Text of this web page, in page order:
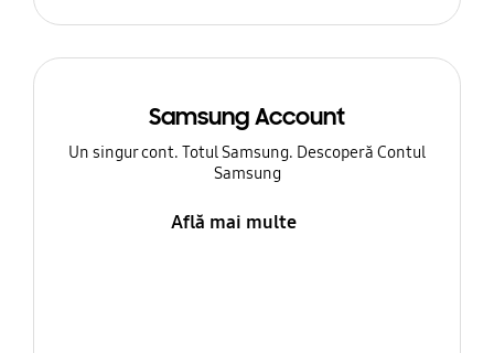
Samsung Account
Un singur cont. Totul Samsung. Descoperă Contul
Samsung
Află mai multe